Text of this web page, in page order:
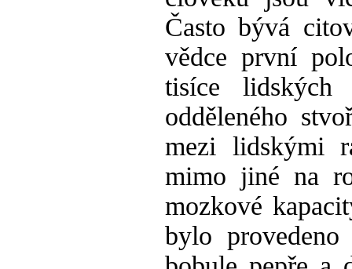
Často bývá
vědce první
tisíce lidských
odděleného
mezi lidskými
mimo jiné na
mozkové
bylo provedeno